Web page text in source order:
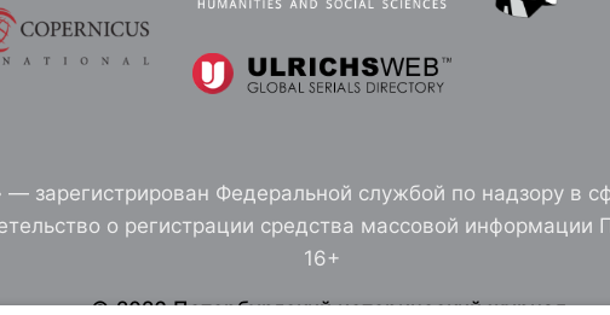
— зарегистрирован Федеральной службой по надзору в
о регистрации средства массовой
16+
© 2026 Петербургский исторический журнал